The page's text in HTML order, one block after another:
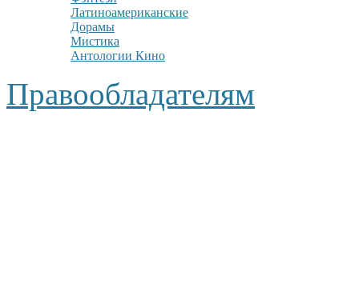
Латиноамериканские
Дорамы
Мистика
Антологии Кино
Правообладателям